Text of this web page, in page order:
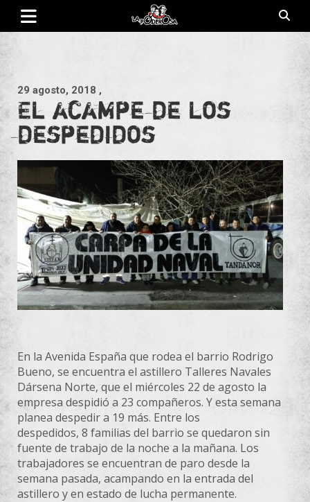
Saltar
contenido
29 agosto, 2018 ,
El acampe de los
despedidos
En la Avenida España que rodea el barrio Rodrigo
Bueno, se encuentra el astillero Talleres Navales
Dársena Norte, que el miércoles 22 de agosto la
empresa despidió a 23 compañeros. Y esta semana
planea despedir a 19 más. Entre los
despedidos, 8 familias del barrio se quedaron sin
fuente de trabajo de la noche a la mañana. Los
trabajadores se encuentran de paro desde la
semana pasada, acampando en la entrada del
astillero y en estado de lucha permanente.